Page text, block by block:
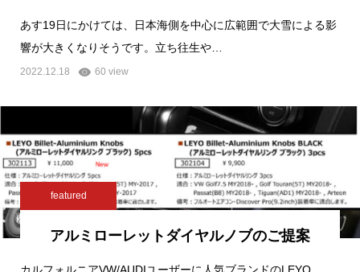
あす19日にかけては、日本海側を中心に広範囲で大雪による影
響が大きくなりそうです。立ち往生や…
2022.12.18 60 view
featured
アルミローレットダイヤルノブのご提案
カルフォルニアVW/AUDIユーザーに人気ブランドのLEYO